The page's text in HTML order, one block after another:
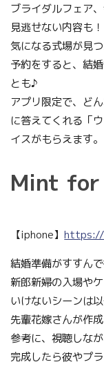
ブライダルフェア
見逃せない内容も！
気になる式場が見
予約をすると、結
とも♪
アプリ限定で、ど
に答えてくれる「
イスがもらえます。
Mint for
【iphone】https://
結婚準備がすすん
新郎新婦の入場や
いけないシーンは
先輩花嫁さんが作
参考に、視聴しな
完成したら彼やプ